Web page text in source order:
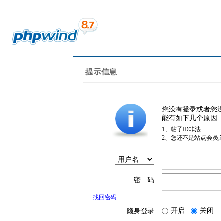
提示信息
您没有登录或者您
能有如下几个原因
1、帖子ID非法
2、您还不是站点会员
密 码
找回密码
隐身登录 开启 关闭